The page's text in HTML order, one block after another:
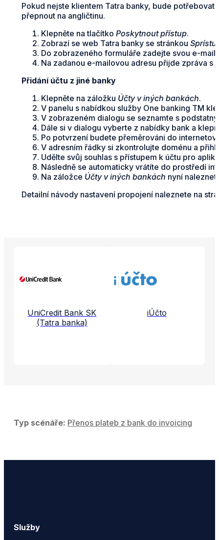
Pokud nejste klientem Tatra banky, bude
přepnout na angličtinu.
Klepněte na tlačítko Poskytnout přístup.
Zobrazí se web Tatra banky se stránkou
Do zobrazeného formuláře zadejte svou e-
Na zadanou e-mailovou adresu přijde zpráva
Přidání účtu z jiné banky
Klepněte na záložku Účty v iných bankách.
V panelu s nabídkou služby One banking TM
V zobrazeném dialogu se seznamte s
Dále si v dialogu vyberte z nabídky bank a
Po potvrzení budete přeměrováni do
V adresním řádky si zkontrolujte doménu a
Udělte svůj souhlas s přístupem k účtu pro
Následně se automaticky vrátíte do prostředí
Na záložce Účty v iných bankách nyní
Detailní návody nastavení propojení naleznete na
UniCredit Bank SK
(Tatra banka)
iÚčto
Typ scénáře: Přenos plateb z bank do invoicing
Služby